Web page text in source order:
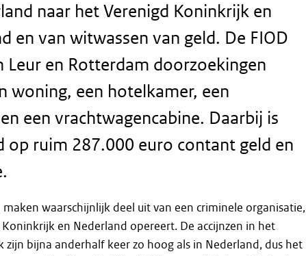
naar het Verenigd Koninkrijk en
en van witwassen van geld. De FIOD
Leur en Rotterdam doorzoekingen
woning, een hotelkamer, een
een vrachtwagencabine. Daarbij is
op ruim 287.000 euro contant geld en
waarschijnlijk deel uit van een criminele organisatie,
en Nederland opereert. De accijnzen in het
zijn bijna anderhalf keer zo hoog als in Nederland, dus het